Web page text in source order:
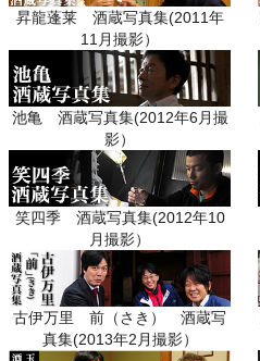
昇龍蓬莱 酒蔵写真集(2011年
11月撮影）
池亀 酒蔵写真集(2012年6月撮
影）
笑四季 酒蔵写真集(2012年10
月撮影）
古伊万里 前（さき） 酒蔵写
真集(2013年2月撮影）